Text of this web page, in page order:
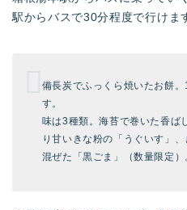
駅からバスで30分程度で行けま
備長炭でふっくら焼いたお餅
す。
味は3種類。海苔で巻いた香ば
り甘いきな粉の「うぐいす」
混ぜた「黒ごま」（数量限定）